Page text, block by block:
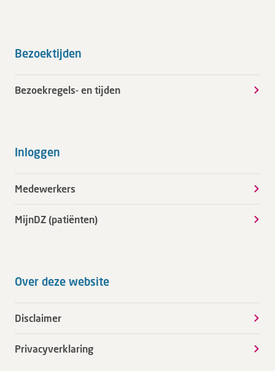
Bezoektijden
Bezoekregels- en tijden
Inloggen
Medewerkers
MijnDZ (patiënten)
Over deze website
Disclaimer
Privacyverklaring